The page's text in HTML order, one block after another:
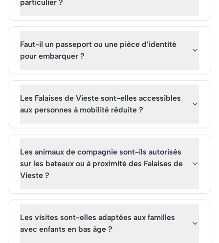
particulier ?
Faut-il un passeport ou une pièce d’identité
pour embarquer ?
Les Falaises de Vieste sont-elles accessibles
aux personnes à mobilité réduite ?
Les animaux de compagnie sont-ils autorisés
sur les bateaux ou à proximité des Falaises de
Vieste ?
Les visites sont-elles adaptées aux familles
avec enfants en bas âge ?